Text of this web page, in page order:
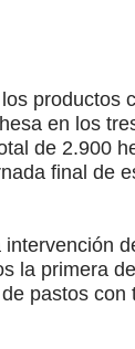
productos
en los
de 2.900
final de
la primera
pastos